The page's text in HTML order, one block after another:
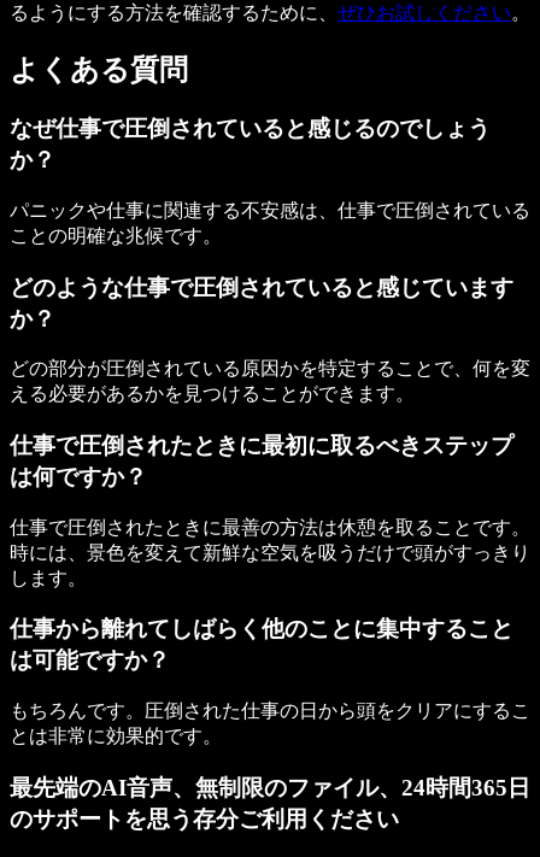
るようにする方法を確認するために、 ぜひお試しください。
よくある質問
なぜ仕事で圧倒されていると感じるのでしょう
か？
パニックや仕事に関連する不安感は、仕事で圧倒されている
ことの明確な兆候です。
どのような仕事で圧倒されていると感じています
か？
どの部分が圧倒されている原因かを特定することで、何を変
える必要があるかを見つけることができます。
仕事で圧倒されたときに最初に取るべきステップ
は何ですか？
仕事で圧倒されたときに最善の方法は休憩を取ることです。
時には、景色を変えて新鮮な空気を吸うだけで頭がすっきり
します。
仕事から離れてしばらく他のことに集中すること
は可能ですか？
もちろんです。圧倒された仕事の日から頭をクリアにするこ
とは非常に効果的です。
最先端のAI音声、無制限のファイル、24時間365日
のサポートを思う存分ご利用ください